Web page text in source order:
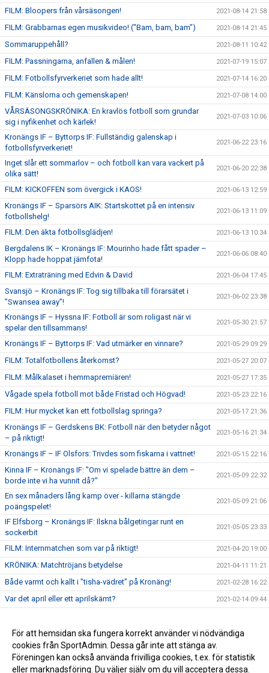
FILM: Bloopers från vårsäsongen! 2021-08-14 21:58
FILM: Grabbarnas egen musikvideo! ("Bam, bam, bam") 2021-08-14 21:45
Sommaruppehåll? 2021-08-11 10:42
FILM: Passningarna, anfallen & målen! 2021-07-19 15:07
FILM: Fotbollsfyrverkeriet som hade allt! 2021-07-14 16:20
FILM: Känslorna och gemenskapen! 2021-07-08 14:00
VÅRSÄSONGSKRÖNIKA: En kravlös fotboll som grundar
sig i nyfikenhet och kärlek!
2021-07-03 10:06
Kronängs IF – Byttorps IF: Fullständig galenskap i
fotbollsfyrverkeriet!
2021-06-22 23:16
Inget slår ett sommarlov – och fotboll kan vara vackert på
olika sätt!
2021-06-20 22:38
FILM: KICKOFFEN som övergick i KAOS! 2021-06-13 12:59
Kronängs IF – Sparsörs AIK: Startskottet på en intensiv
fotbollshelg!
2021-06-13 11:09
FILM: Den äkta fotbollsglädjen! 2021-06-13 10:34
Bergdalens IK – Kronängs IF: Mourinho hade fått spader –
Klopp hade hoppat jämfota!
2021-06-06 08:40
FILM: Extraträning med Edvin & David 2021-06-04 17:45
Svansjö – Kronängs IF: Tog sig tillbaka till förarsätet i
”Swansea away”!
2021-06-02 23:38
Kronängs IF – Hyssna IF: Fotboll är som roligast när vi
spelar den tillsammans!
2021-05-30 21:57
Kronängs IF – Byttorps IF: Vad utmärker en vinnare? 2021-05-29 09:29
FILM: Totalfotbollens återkomst? 2021-05-27 20:07
FILM: Målkalaset i hemmapremiären! 2021-05-27 17:35
Vågade spela fotboll mot både Fristad och Högvad! 2021-05-23 22:16
FILM: Hur mycket kan ett fotbollslag springa? 2021-05-17 21:36
Kronängs IF – Gerdskens BK: Fotboll när den betyder något
– på riktigt!
2021-05-16 21:34
Kronängs IF – IF Olsfors: Trivdes som fiskarna i vattnet! 2021-05-15 22:16
Kinna IF – Kronängs IF: ”Om vi spelade bättre än dem –
borde inte vi ha vunnit då?”
2021-05-09 22:32
En sex månaders lång kamp över - killarna stängde
poängspelet!
2021-05-09 21:06
IF Elfsborg – Kronängs IF: Ilskna bålgetingar runt en
sockerbit
2021-05-05 23:33
FILM: Internmatchen som var på riktigt! 2021-04-20 19:00
KRÖNIKA: Matchtröjans betydelse 2021-04-11 11:21
Både varmt och kallt i ”tisha-vädret” på Kronäng! 2021-02-28 16:22
Var det april eller ett aprilskämt? 2021-02-14 09:44
Vad är egentligen målet? 2020-11-28 18:56
Fotbollsglädje – ett ständigt ljus i mörkret! 2020-11-09 22:53
För att hemsidan ska fungera korrekt använder vi nödvändiga
cookies från SportAdmin. Dessa går inte att stänga av.
Föreningen kan också använda frivilliga cookies, t.ex. för statistik
eller marknadsföring. Du väljer själv om du vill acceptera dessa.